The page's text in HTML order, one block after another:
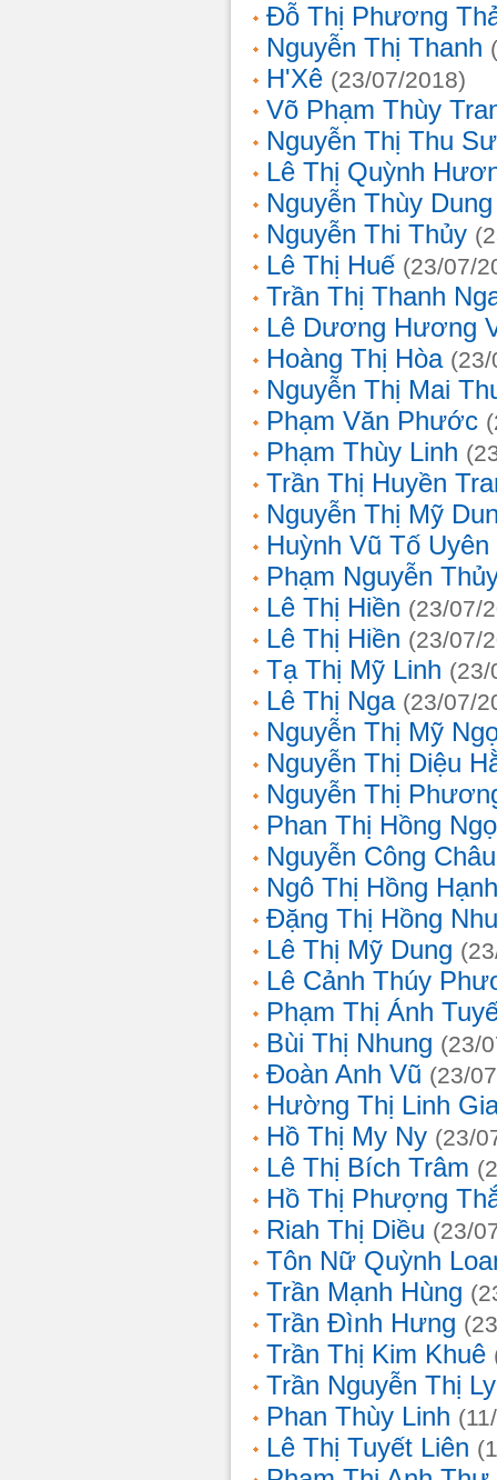
Đỗ Thị Phương
Nguyễn Thị Thanh
H'Xê (23/07/2018)
Võ Phạm Thùy
Nguyễn Thị Thu
Lê Thị Quỳnh
Nguyễn Thùy Dung
Nguyễn Thi Thủy
Lê Thị Huế (23/07/
Trần Thị Thanh
Lê Dương Hương
Hoàng Thị Hòa
Nguyễn Thị Mai
Phạm Văn Phước
Phạm Thùy Linh
Trần Thị Huyền
Nguyễn Thị Mỹ
Huỳnh Vũ Tố Uyên
Phạm Nguyễn
Lê Thị Hiền (23/07/
Lê Thị Hiền (23/07/
Tạ Thị Mỹ Linh (23/
Lê Thị Nga (23/07/
Nguyễn Thị Mỹ
Nguyễn Thị Diệu
Nguyễn Thị
Phan Thị Hồng
Nguyễn Công Châu
Ngô Thị Hồng Hạnh
Đặng Thị Hồng
Lê Thị Mỹ Dung
Lê Cảnh Thúy
Phạm Thị Ánh
Bùi Thị Nhung (23/
Đoàn Anh Vũ (23/
Hường Thị Linh
Hồ Thị My Ny (23/
Lê Thị Bích Trâm
Hồ Thị Phượng
Riah Thị Diều (23/
Tôn Nữ Quỳnh
Trần Mạnh Hùng
Trần Đình Hưng
Trần Thị Kim Khuê
Trần Nguyễn Thị
Phan Thùy Linh
Lê Thị Tuyết Liên